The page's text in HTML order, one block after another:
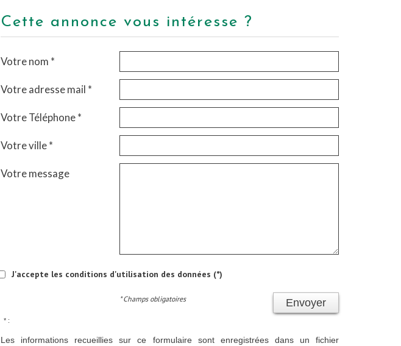
cette annonce vous intéresse ?
Votre nom *
Votre adresse mail *
Votre Téléphone *
Votre ville *
Votre message
J'accepte les conditions d'utilisation des données (*)
Envoyer
* Champs obligatoires
* :
Les informations recueillies sur ce formulaire sont enregistrées dans un fichier